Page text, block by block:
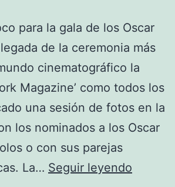
para la gala de los Oscar
de la ceremonia más
cinematográfico la
Magazine’ como todos los
una sesión de fotos en la
los nominados a los Oscar
o con sus parejas
La… Seguir leyendo